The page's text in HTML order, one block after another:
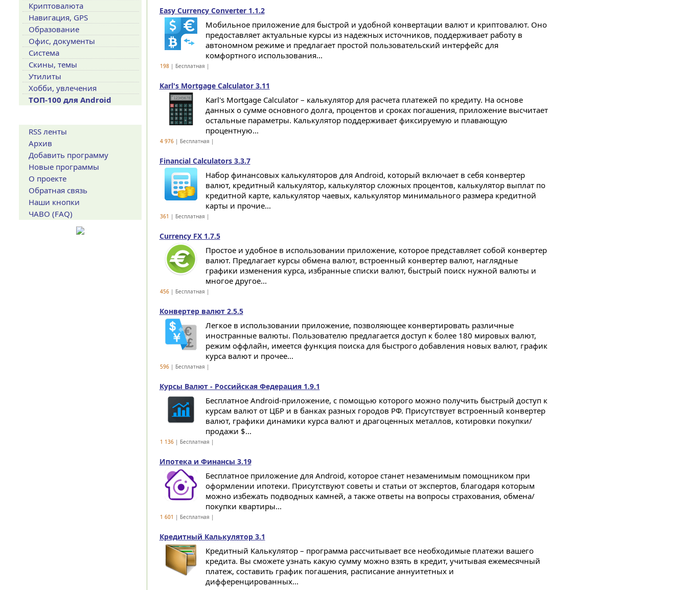
Easy Currency Converter 1.1.2
Мобильное приложение для быстрой и удобной конвертации валют и криптовалют. Оно
предоставляет актуальные курсы из надежных источников, поддерживает работу в
автономном режиме и предлагает простой пользовательский интерфейс для
комфортного использования...
198| Бесплатная |
Karl's Mortgage Calculator 3.11
Karl's Mortgage Calculator – калькулятор для расчета платежей по кредиту. На основе
данных о сумме основного долга, процентов и сроках погашения, приложение высчитает
остальные параметры. Калькулятор поддерживает фиксируемую и плавающую
процентную...
4 976| Бесплатная |
Financial Calculators 3.3.7
Набор финансовых калькуляторов для Android, который включает в себя конвертер
валют, кредитный калькулятор, калькулятор сложных процентов, калькулятор выплат по
кредитной карте, калькулятор чаевых, калькулятор минимального размера кредитной
карты и прочие...
361 | Бесплатная |
Currency FX 1.7.5
Простое и удобное в использовании приложение, которое представляет собой конвертер
валют. Предлагает курсы обмена валют, встроенный конвертер валют, наглядные
графики изменения курса, избранные списки валют, быстрый поиск нужной валюты и
многое другое...
456| Бесплатная |
Конвертер валют 2.5.5
Легкое в использовании приложение, позволяющее конвертировать различные
иностранные валюты. Пользователю предлагается доступ к более 180 мировых валют,
режим оффлайн, имеется функция поиска для быстрого добавления новых валют, график
курса валют и прочее...
596| Бесплатная |
Курсы Валют - Российская Федерация 1.9.1
Бесплатное Android-приложение, с помощью которого можно получить быстрый доступ к
курсам валют от ЦБР и в банках разных городов РФ. Присутствует встроенный конвертер
валют, графики динамики курса валют и драгоценных металлов, котировки покупки/
продажи $...
1 136| Бесплатная |
Ипотека и Финансы 3.19
Бесплатное приложение для Android, которое станет незаменимым помощником при
оформлении ипотеки. Присутствуют советы и статьи от экспертов, благодаря которым
можно избежать подводных камней, а также ответы на вопросы страхования, обмена/
покупки квартиры...
1 601 | Бесплатная |
Кредитный Калькулятор 3.1
Кредитный Калькулятор – программа рассчитывает все необходимые платежи вашего
кредита. Вы сможете узнать какую сумму можно взять в кредит, учитывая ежемесячный
платеж, составить график погашения, расписание аннуитетных и
дифференцированных...
Криптовалюта
Навигация, GPS
Образование
Офис, документы
Система
Скины, темы
Утилиты
Хобби, увлечения
ТОП-100 для Android
RSS ленты
Архив
Добавить программу
Новые программы
О проекте
Обратная связь
Наши кнопки
ЧАВО (FAQ)